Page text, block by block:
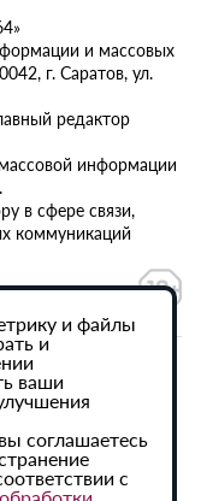
и массовых
г. Саратов, ул.
редактор
информации
в сфере связи,
коммуникаций
данных
активная
и файлы
и
ваши
соглашаетесь
с